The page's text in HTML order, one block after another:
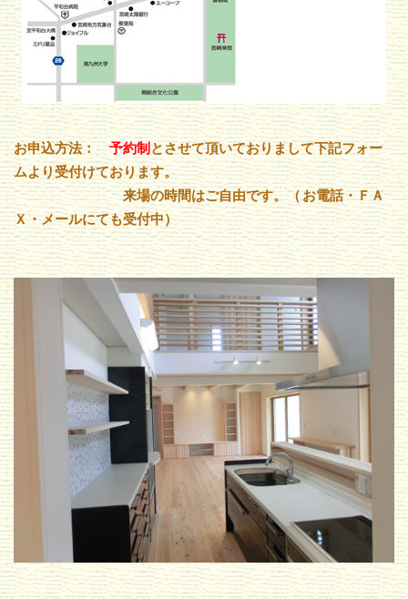
お申込方法：予約制とさせて頂いておりまして下記フォー
ムより受付けております。
来場の時間はご自由です。（お電話・ＦＡ
Ｘ・メールにても受付中）